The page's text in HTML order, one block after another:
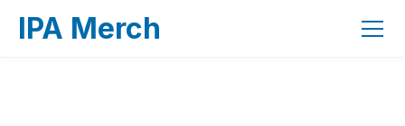
IPA Merch